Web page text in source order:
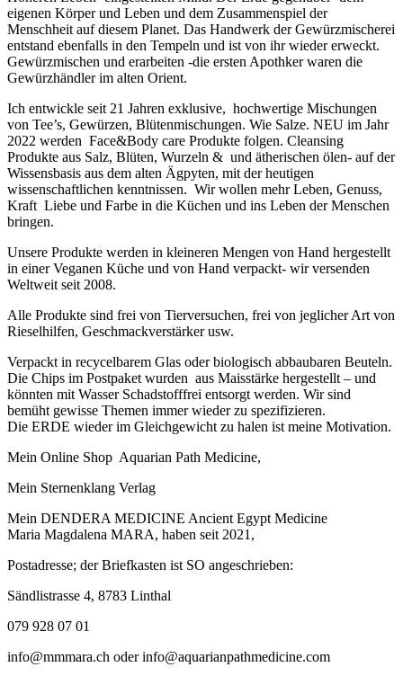
eigenen Körper und Leben und dem Zusammenspiel der
Menschheit auf diesem Planet. Das Handwerk der Gewürzmischerei
entstand ebenfalls in den Tempeln und ist von ihr wieder erweckt.
Gewürzmischen und erarbeiten -die ersten Apothker waren die
Gewürzhändler im alten Orient.
Ich entwickle seit 21 Jahren exklusive, hochwertige Mischungen
von Tee’s, Gewürzen, Blütenmischungen. Wie Salze. NEU im Jahr
2022 werden Face&Body care Produkte folgen. Cleansing
Produkte aus Salz, Blüten, Wurzeln & und ätherischen ölen- auf der
Wissensbasis aus dem alten Ägpyten, mit der heutigen
wissenschaftlichen kenntnissen. Wir wollen mehr Leben, Genuss,
Kraft Liebe und Farbe in die Küchen und ins Leben der Menschen
bringen.
Unsere Produkte werden in kleineren Mengen von Hand hergestellt
in einer Veganen Küche und von Hand verpackt- wir versenden
Weltweit seit 2008.
Alle Produkte sind frei von Tierversuchen, frei von jeglicher Art von
Rieselhilfen, Geschmackverstärker usw.
Verpackt in recycelbarem Glas oder biologisch abbaubaren Beuteln.
Die Chips im Postpaket wurden aus Maisstärke hergestellt – und
könnten mit Wasser Schadstofffrei entsorgt werden. Wir sind
bemüht gewisse Themen immer wieder zu spezifizieren.
Die ERDE wieder im Gleichgewicht zu halen ist meine Motivation.
Mein Online Shop Aquarian Path Medicine,
Mein Sternenklang Verlag
Mein DENDERA MEDICINE Ancient Egypt Medicine
Maria Magdalena MARA, haben seit 2021,
Postadresse; der Briefkasten ist SO angeschrieben:
Sändlistrasse 4, 8783 Linthal
079 928 07 01
info@mmmara.ch oder info@aquarianpathmedicine.com